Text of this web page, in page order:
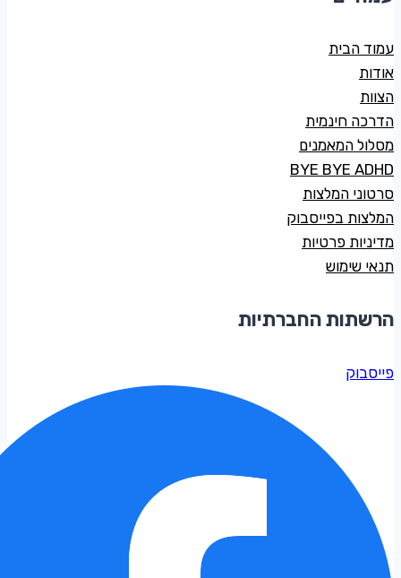
עמוד הבית
אודות
הצוות
הדרכה חינמית
מסלול המאמנים
BYE BYE ADHD
סרטוני המלצות
המלצות בפייסבוק
מדיניות פרטיות
תנאי שימוש
הרשתות החברתיות
פייסבוק